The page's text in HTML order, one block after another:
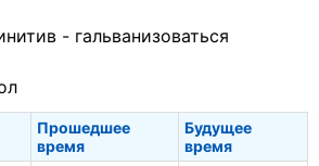
- гальванизоваться
Прошедшее
время
Будущее
время